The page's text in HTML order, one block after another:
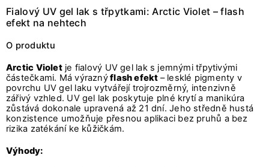
Fialový UV gel lak s třpytkami: Arctic Violet – flash
efekt na nehtech
O produktu
Arctic Violetje fialový UV gel lak s jemnými třpytivými
částečkami. Má výraznýflash efekt – lesklé pigmenty v
povrchu UV gel laku vytvářejí trojrozměrný, intenzivně
zářivý vzhled. UV gel lak poskytuje plné krytí a manikúra
zůstává dokonale upravená až 21 dní. Jeho středně hustá
konzistence umožňuje přesnou aplikaci bez pruhů a bez
rizika zatékání ke kůžičkám.
Výhody: